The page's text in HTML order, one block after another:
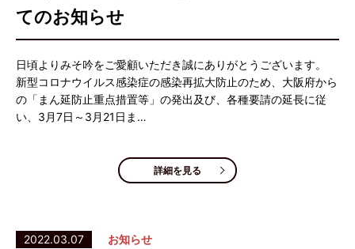
てのお知らせ
日頃よりみそ吟をご愛顧いただき誠にありがとうございます。
新型コロナウイルス感染症の感染再拡大防止のため、大阪府から
の「まん延防止重点措置等」の発出及び、各種要請の延長に従
い、3月7日～3月21日ま…
詳細を見る
2022.03.07 お知らせ